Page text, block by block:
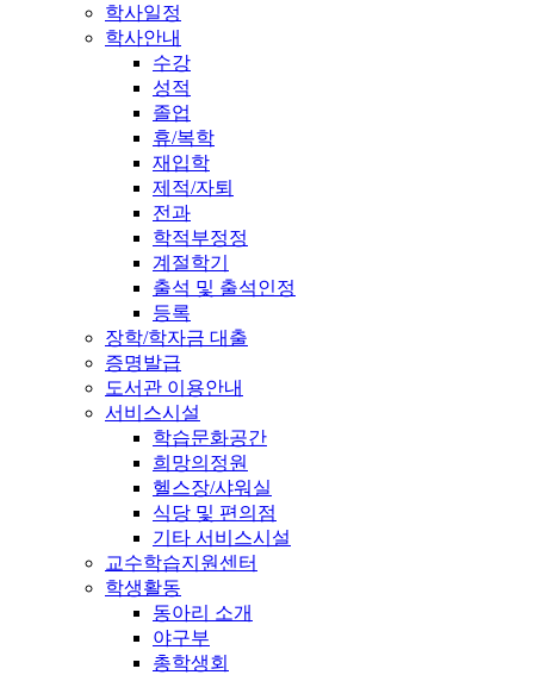
학사일정
학사안내
수강
성적
졸업
휴/복학
재입학
제적/자퇴
전과
학적부정정
계절학기
출석 및 출석인정
등록
장학/학자금 대출
증명발급
도서관 이용안내
서비스시설
학습문화공간
희망의정원
헬스장/샤워실
식당 및 편의점
기타 서비스시설
교수학습지원센터
학생활동
동아리 소개
야구부
총학생회